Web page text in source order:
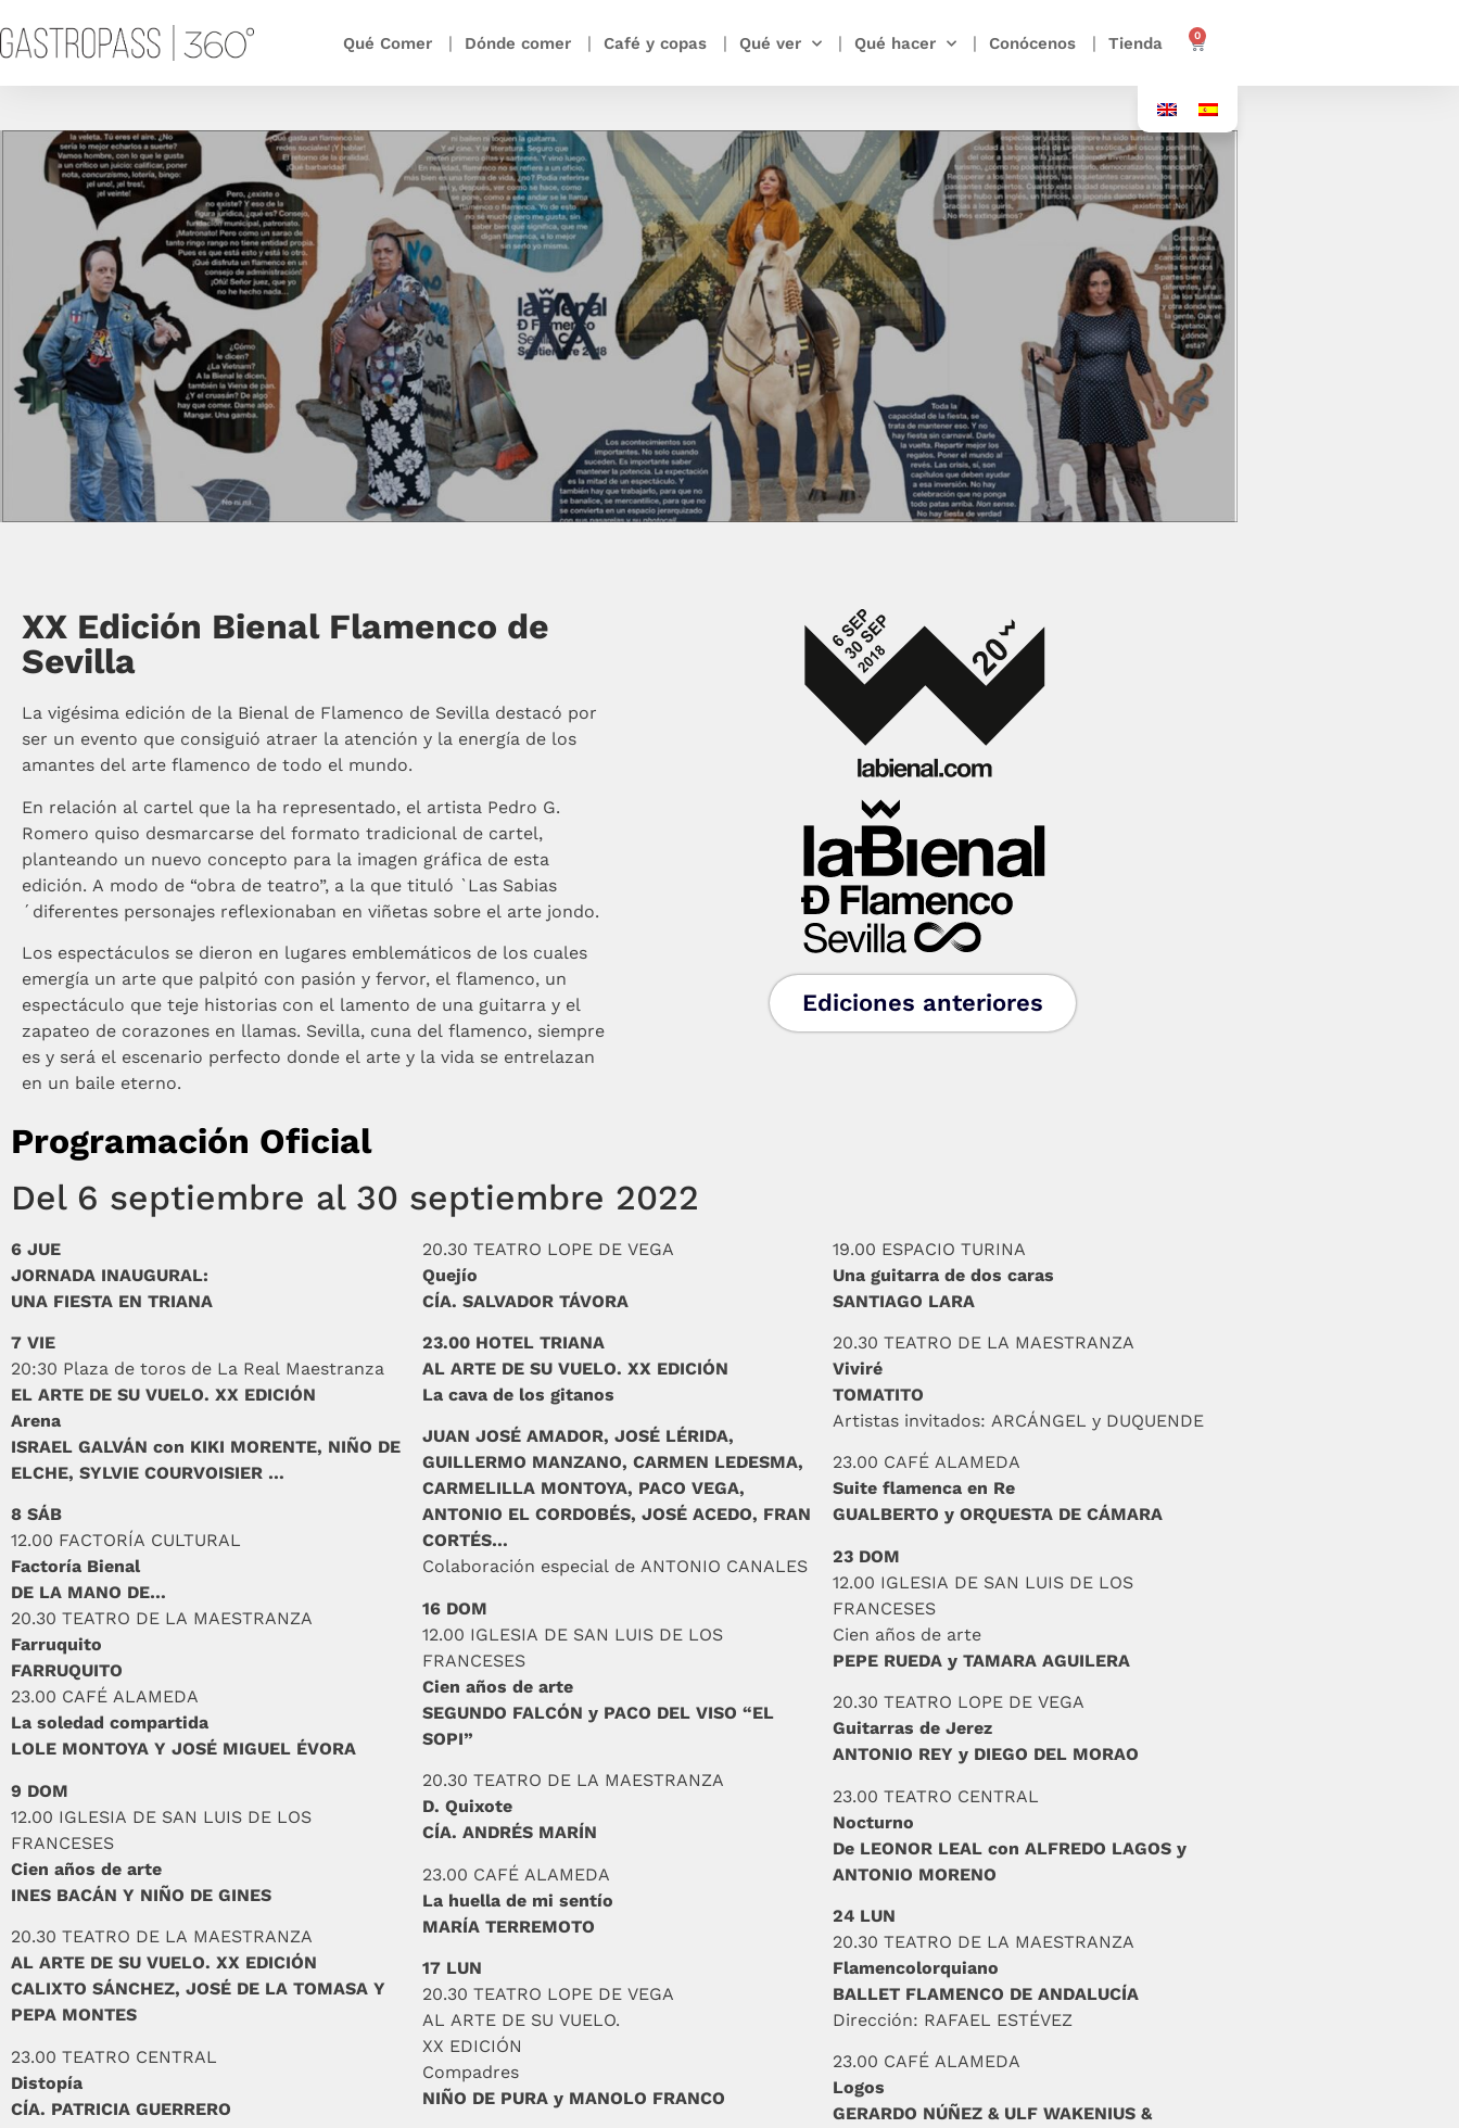
Qué Comer Dónde comer Café y copas Qué ver Qué hacer Conócenos Tienda 0
XX Edición Bienal Flamenco de
Sevilla
La vigésima edición de la Bienal de Flamenco de Sevilla destacó por
ser un evento que consiguió atraer la atención y la energía de los
amantes del arte flamenco de todo el mundo.
En relación al cartel que la ha representado, el artista Pedro G.
Romero quiso desmarcarse del formato tradicional de cartel,
planteando un nuevo concepto para la imagen gráfica de esta
edición. A modo de “obra de teatro”, a la que tituló `Las Sabias
´diferentes personajes reflexionaban en viñetas sobre el arte jondo.
Los espectáculos se dieron en lugares emblemáticos de los cuales
emergía un arte que palpitó con pasión y fervor, el flamenco, un
espectáculo que teje historias con el lamento de una guitarra y el
zapateo de corazones en llamas. Sevilla, cuna del flamenco, siempre
es y será el escenario perfecto donde el arte y la vida se entrelazan
en un baile eterno.
Ediciones anteriores
Programación Oficial
Del 6 septiembre al 30 septiembre 2022
6 JUE
JORNADA INAUGURAL:
UNA FIESTA EN TRIANA
7 VIE
20:30 Plaza de toros de La Real Maestranza
EL ARTE DE SU VUELO. XX EDICIÓN
Arena
ISRAEL GALVÁN con KIKI MORENTE, NIÑO DE
ELCHE, SYLVIE COURVOISIER …
8 SÁB
12.00 FACTORÍA CULTURAL
Factoría Bienal
DE LA MANO DE…
20.30 TEATRO DE LA MAESTRANZA
Farruquito
FARRUQUITO
23.00 CAFÉ ALAMEDA
La soledad compartida
LOLE MONTOYA Y JOSÉ MIGUEL ÉVORA
9 DOM
12.00 IGLESIA DE SAN LUIS DE LOS
FRANCESES
Cien años de arte
INES BACÁN Y NIÑO DE GINES
20.30 TEATRO DE LA MAESTRANZA
AL ARTE DE SU VUELO. XX EDICIÓN
CALIXTO SÁNCHEZ, JOSÉ DE LA TOMASA Y
PEPA MONTES
23.00 TEATRO CENTRAL
Distopía
CÍA. PATRICIA GUERRERO
20.30 TEATRO LOPE DE VEGA
Quejío
CÍA. SALVADOR TÁVORA
23.00 HOTEL TRIANA
AL ARTE DE SU VUELO. XX EDICIÓN
La cava de los gitanos
JUAN JOSÉ AMADOR, JOSÉ LÉRIDA,
GUILLERMO MANZANO, CARMEN LEDESMA,
CARMELILLA MONTOYA, PACO VEGA,
ANTONIO EL CORDOBÉS, JOSÉ ACEDO, FRAN
CORTÉS…
Colaboración especial de ANTONIO CANALES
16 DOM
12.00 IGLESIA DE SAN LUIS DE LOS
FRANCESES
Cien años de arte
SEGUNDO FALCÓN y PACO DEL VISO “EL
SOPI”
20.30 TEATRO DE LA MAESTRANZA
D. Quixote
CÍA. ANDRÉS MARÍN
23.00 CAFÉ ALAMEDA
La huella de mi sentío
MARÍA TERREMOTO
17 LUN
20.30 TEATRO LOPE DE VEGA
AL ARTE DE SU VUELO.
XX EDICIÓN
Compadres
NIÑO DE PURA y MANOLO FRANCO
19.00 ESPACIO TURINA
Una guitarra de dos caras
SANTIAGO LARA
20.30 TEATRO DE LA MAESTRANZA
Viviré
TOMATITO
Artistas invitados: ARCÁNGEL y DUQUENDE
23.00 CAFÉ ALAMEDA
Suite flamenca en Re
GUALBERTO y ORQUESTA DE CÁMARA
23 DOM
12.00 IGLESIA DE SAN LUIS DE LOS
FRANCESES
Cien años de arte
PEPE RUEDA y TAMARA AGUILERA
20.30 TEATRO LOPE DE VEGA
Guitarras de Jerez
ANTONIO REY y DIEGO DEL MORAO
23.00 TEATRO CENTRAL
Nocturno
De LEONOR LEAL con ALFREDO LAGOS y
ANTONIO MORENO
24 LUN
20.30 TEATRO DE LA MAESTRANZA
Flamencolorquiano
BALLET FLAMENCO DE ANDALUCÍA
Dirección: RAFAEL ESTÉVEZ
23.00 CAFÉ ALAMEDA
Logos
GERARDO NÚÑEZ & ULF WAKENIUS &